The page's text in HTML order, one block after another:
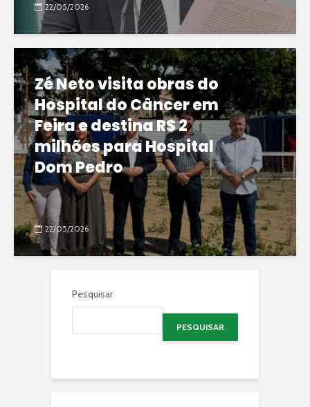
22/05/2026
Zé Neto visita obras do
Hospital do Câncer em
Feira e destina R$ 2
milhões para Hospital
Dom Pedro
22/05/2026
Pesquisar
PESQUISAR